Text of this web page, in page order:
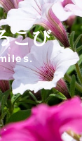
こび
。